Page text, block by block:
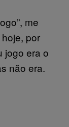
me
por
jogo era o
não era.